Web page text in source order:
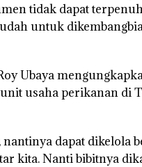
tidak dapat
untuk
Ubaya
usaha perikanan di
dapat dikelola
kita. Nanti bibitnya